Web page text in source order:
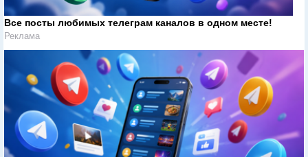
Все посты любимых телеграм каналов в одном месте!
Реклама